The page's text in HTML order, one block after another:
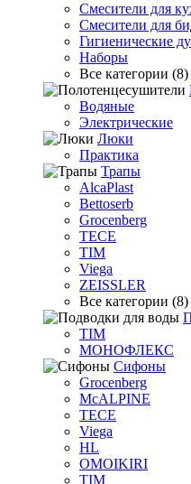
Смесители для
Смесители для
Гигиенические
Наборы
Все категории (8)
Водяные
Электрические
Люки
Практика
Трапы
AlcaPlast
Bettoserb
Grocenberg
TECE
TIM
Viega
ZEISSLER
Все категории (8)
TIM
МОНОФЛЕКС
Сифоны
Grocenberg
McALPINE
TECE
Viega
HL
OMOIKIRI
TIM